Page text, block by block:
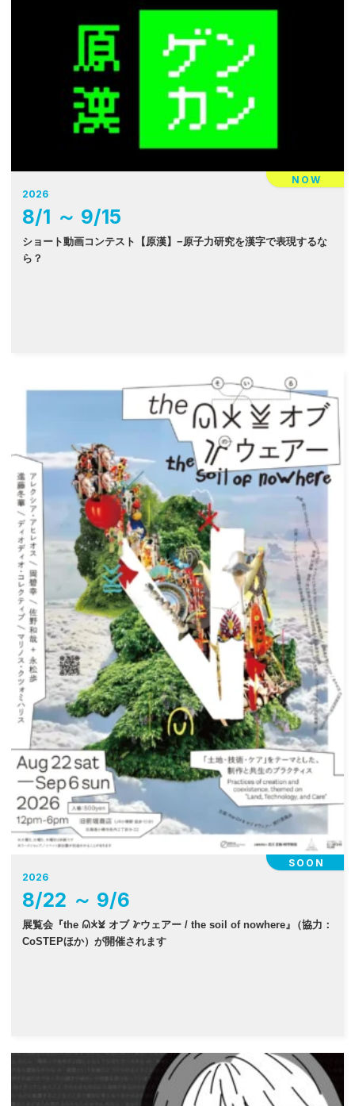
NOW
2026
8/1 ～ 9/15
ショート動画コンテスト【原漢】−原子力研究を漢字で表現するな
ら？
SOON
2026
8/22 ～ 9/6
展覧会『the 𐠫𐠂𐠓 オブ 𐠜ウェアー / the soil of nowhere』
（協力：
CoSTEPほか）が開催されます